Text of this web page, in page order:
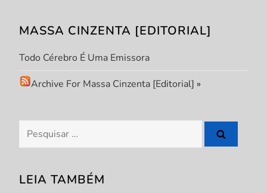
MASSA CINZENTA [EDITORIAL]
Todo Cérebro É Uma Emissora
Archive For Massa Cinzenta [Editorial] »
Pesquisar
por:
LEIA TAMBÉM